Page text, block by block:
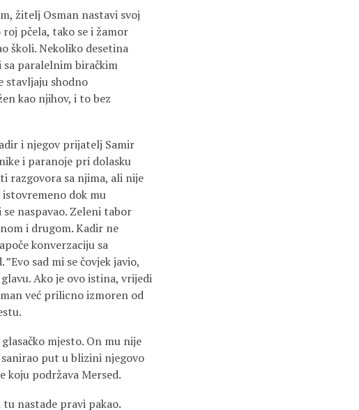
žitelj Osman nastavi svoj
pčela, tako se i žamor
školi. Nekoliko desetina
sa paralelnim biračkim
stavljaju shodno
kao njihov, i to bez
i njegov prijatelj Samir
i paranoje pri dolasku
razgovora sa njima, ali nije
dok mu
naspavao. Zeleni tabor
i drugom. Kadir ne
konverzaciju sa
sad mi se čovjek javio,
Ako je ovo istina, vrijedi
već prilicno izmoren od
mjesto. On mu nije
put u blizini njegovo
koju podržava Mersed.
nastade pravi pakao.